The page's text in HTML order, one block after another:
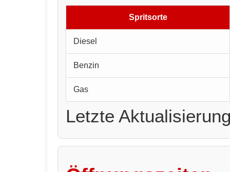
Spritsorte
Diesel
Benzin
Gas
Letzte